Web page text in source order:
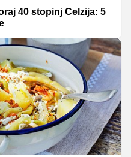
40 stopinj Celzija: 5